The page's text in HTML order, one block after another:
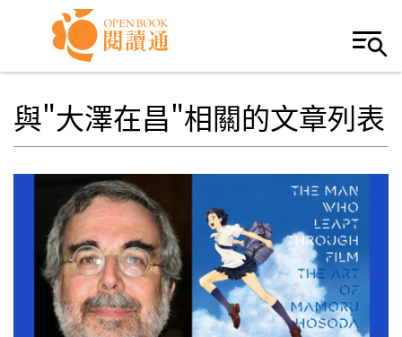
Skip to navigation
移至主內容
與"大澤在昌"相關的文章列表